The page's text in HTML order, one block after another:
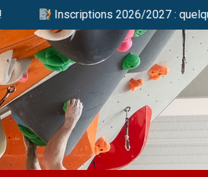
Inscriptions 2026/2027 : quelques